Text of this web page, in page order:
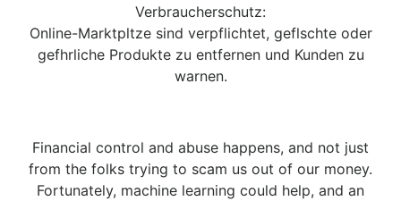
Verbraucherschutz:
Online-Marktpltze sind verpflichtet, geflschte oder
gefhrliche Produkte zu entfernen und Kunden zu
warnen.
Financial control and abuse happens, and not just
from the folks trying to scam us out of our money.
Fortunately, machine learning could help, and an